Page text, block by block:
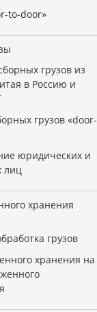
to-door»
грузов из
в Россию и
грузов «door-
юридических и
лиц
хранения
грузов
хранения на